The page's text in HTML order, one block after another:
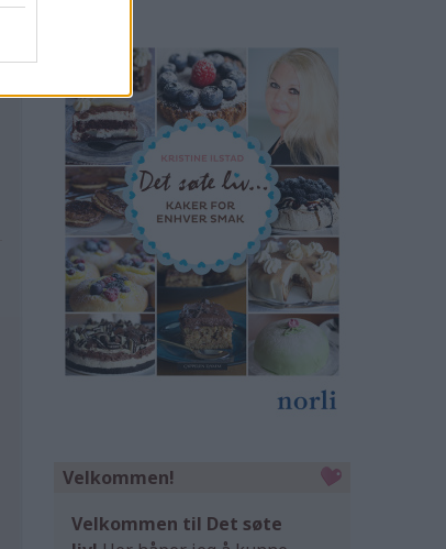
Velkommen!
Velkommen til Det søte